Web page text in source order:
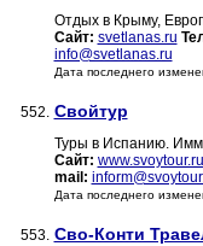
Отдых в Крыму,
Сайт: svetlanas.ru
info@svetlanas.ru
Дата последнего
552. Свойтур
Туры в Испанию.
Сайт: www.svoytour.ru
mail:
Дата последнего
553. Сво-Конти